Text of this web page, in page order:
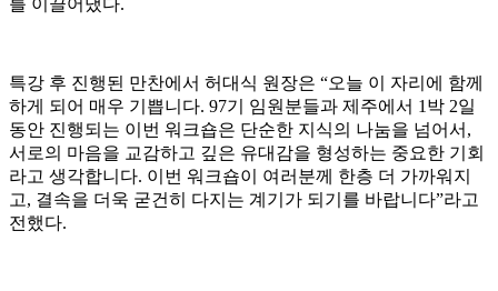
를 이끌어냈다.
특강 후 진행된 만찬에서 허대식 원장은 “오늘 이 자리에 함께
하게 되어 매우 기쁩니다. 97기 임원분들과 제주에서 1박 2일
동안 진행되는 이번 워크숍은 단순한 지식의 나눔을 넘어서,
서로의 마음을 교감하고 깊은 유대감을 형성하는 중요한 기회
라고 생각합니다. 이번 워크숍이 여러분께 한층 더 가까워지
고, 결속을 더욱 굳건히 다지는 계기가 되기를 바랍니다”라고
전했다.